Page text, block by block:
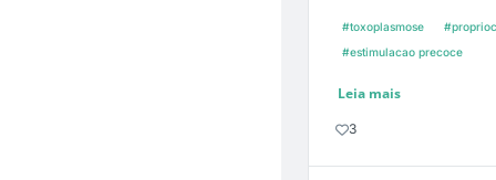
#toxoplasmose
#estimulacao precoce
Leia mais
3